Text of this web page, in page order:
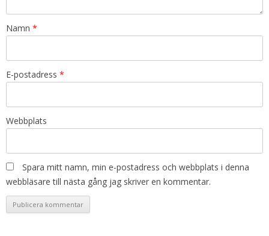
Namn *
E-postadress *
Webbplats
Spara mitt namn, min e-postadress och webbplats i denna
webbläsare till nästa gång jag skriver en kommentar.